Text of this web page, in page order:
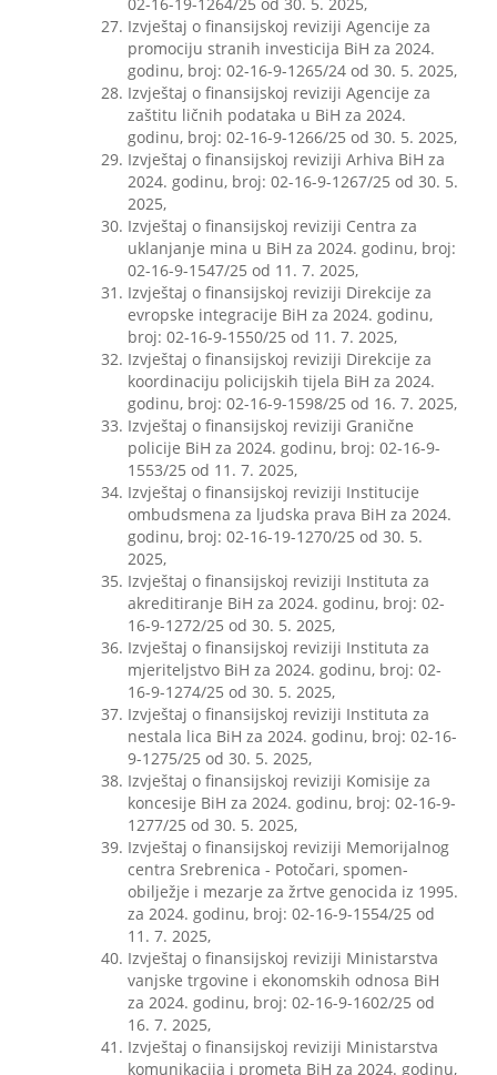
Izvještaj o finansijskoj reviziji Agencije za
promociju stranih investicija BiH za 2024.
godinu, broj: 02-16-9-1265/24 od 30. 5. 2025,
Izvještaj o finansijskoj reviziji Agencije za
zaštitu ličnih podataka u BiH za 2024.
godinu, broj: 02-16-9-1266/25 od 30. 5. 2025,
Izvještaj o finansijskoj reviziji Arhiva BiH za
2024. godinu, broj: 02-16-9-1267/25 od 30. 5.
2025,
Izvještaj o finansijskoj reviziji Centra za
uklanjanje mina u BiH za 2024. godinu, broj:
02-16-9-1547/25 od 11. 7. 2025,
Izvještaj o finansijskoj reviziji Direkcije za
evropske integracije BiH za 2024. godinu,
broj: 02-16-9-1550/25 od 11. 7. 2025,
Izvještaj o finansijskoj reviziji Direkcije za
koordinaciju policijskih tijela BiH za 2024.
godinu, broj: 02-16-9-1598/25 od 16. 7. 2025,
Izvještaj o finansijskoj reviziji Granične
policije BiH za 2024. godinu, broj: 02-16-9-
1553/25 od 11. 7. 2025,
Izvještaj o finansijskoj reviziji Institucije
ombudsmena za ljudska prava BiH za 2024.
godinu, broj: 02-16-19-1270/25 od 30. 5.
2025,
Izvještaj o finansijskoj reviziji Instituta za
akreditiranje BiH za 2024. godinu, broj: 02-
16-9-1272/25 od 30. 5. 2025,
Izvještaj o finansijskoj reviziji Instituta za
mjeriteljstvo BiH za 2024. godinu, broj: 02-
16-9-1274/25 od 30. 5. 2025,
Izvještaj o finansijskoj reviziji Instituta za
nestala lica BiH za 2024. godinu, broj: 02-16-
9-1275/25 od 30. 5. 2025,
Izvještaj o finansijskoj reviziji Komisije za
koncesije BiH za 2024. godinu, broj: 02-16-9-
1277/25 od 30. 5. 2025,
Izvještaj o finansijskoj reviziji Memorijalnog
centra Srebrenica - Potočari, spomen-
obilježje i mezarje za žrtve genocida iz 1995.
za 2024. godinu, broj: 02-16-9-1554/25 od
11. 7. 2025,
Izvještaj o finansijskoj reviziji Ministarstva
vanjske trgovine i ekonomskih odnosa BiH
za 2024. godinu, broj: 02-16-9-1602/25 od
16. 7. 2025,
Izvještaj o finansijskoj reviziji Ministarstva
komunikacija i prometa BiH za 2024. godinu,